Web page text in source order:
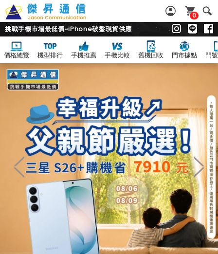
0
挑戰手機市場最低價~iPhone破盤現貨供應
價格總覽 機型排行 手機推薦 手機比較 舊機回收 門市據點 門